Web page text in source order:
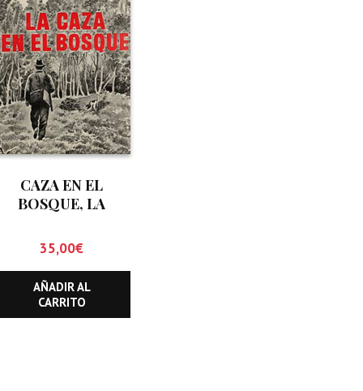
CAZA EN EL
BOSQUE, LA
35,00€
AÑADIR AL
CARRITO